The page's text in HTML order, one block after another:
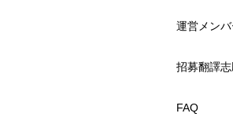
運営メン
招募翻譯
FAQ